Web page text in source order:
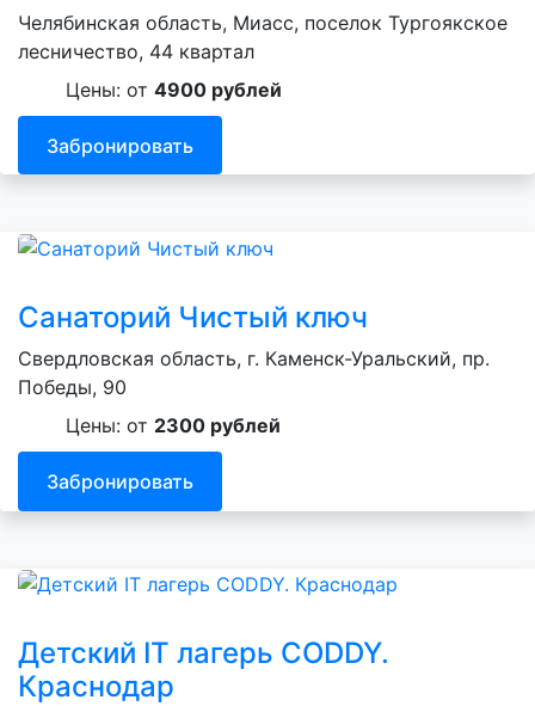
Челябинская область, Миасс, поселок Тургоякское
лесничество, 44 квартал
Цены: от 4900 рублей
Забронировать
Санаторий Чистый ключ
Свердловская область, г. Каменск-Уральский, пр.
Победы, 90
Цены: от 2300 рублей
Забронировать
Детский IT лагерь CODDY.
Краснодар